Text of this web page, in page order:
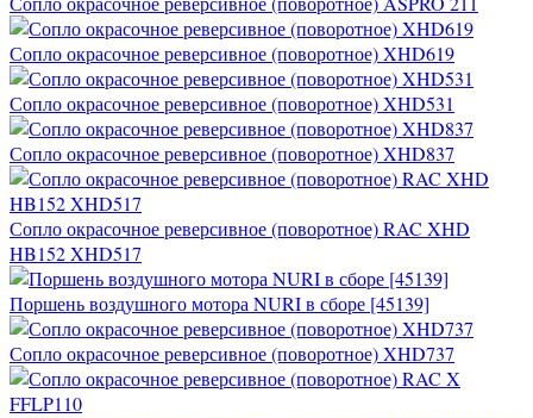
Сопло окрасочное реверсивное (поворотное) XHD619
Сопло окрасочное реверсивное (поворотное) XHD531
Сопло окрасочное реверсивное (поворотное) XHD837
Сопло окрасочное реверсивное (поворотное) RAC XHD
HB152 XHD517
Поршень воздушного мотора NURI в сборе [45139]
Сопло окрасочное реверсивное (поворотное) XHD737